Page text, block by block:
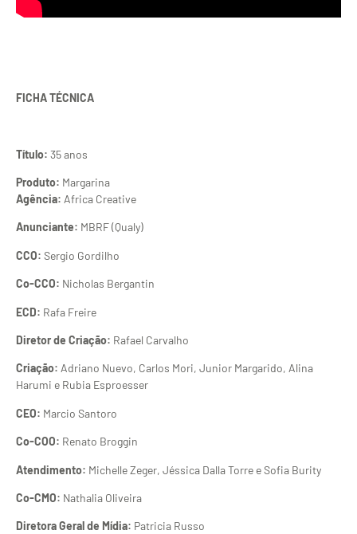
FICHA TÉCNICA
Título: 35 anos
Produto: Margarina
Agência: Africa Creative
Anunciante: MBRF (Qualy)
CCO: Sergio Gordilho
Co-CCO: Nicholas Bergantin
ECD: Rafa Freire
Diretor de Criação: Rafael Carvalho
Criação: Adriano Nuevo, Carlos Mori, Junior Margarido, Alina
Harumi e Rubia Esproesser
CEO: Marcio Santoro
Co-COO: Renato Broggin
Atendimento: Michelle Zeger, Jéssica Dalla Torre e Sofia Burity
Co-CMO: Nathalia Oliveira
Diretora Geral de Mídia: Patricia Russo